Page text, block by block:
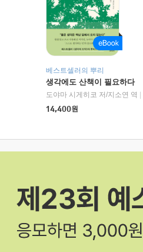
베스트셀러의 뿌리
생각에도 산책이 필요하다
도야마 시게히코 저/지소연 역
14,400원